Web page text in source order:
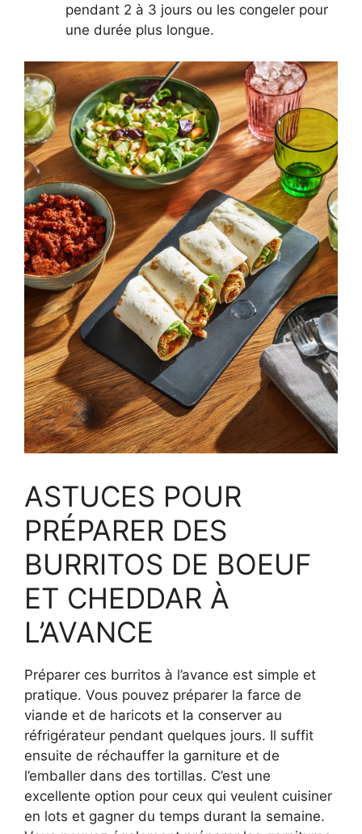
pendant 2 à 3 jours ou les congeler pour
une durée plus longue.
ASTUCES POUR
PRÉPARER DES
BURRITOS DE BOEUF
ET CHEDDAR À
L’AVANCE
Préparer ces burritos à l’avance est simple et
pratique. Vous pouvez préparer la farce de
viande et de haricots et la conserver au
réfrigérateur pendant quelques jours. Il suffit
ensuite de réchauffer la garniture et de
l’emballer dans des tortillas. C’est une
excellente option pour ceux qui veulent cuisiner
en lots et gagner du temps durant la semaine.